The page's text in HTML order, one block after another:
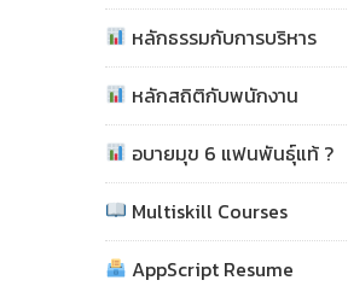
หลักธรรมกับการบริหาร
หลักสถิติกับพนักงาน
อบายมุข 6 แฟนพันธุ์แท้ ?
Multiskill Courses
AppScript Resume